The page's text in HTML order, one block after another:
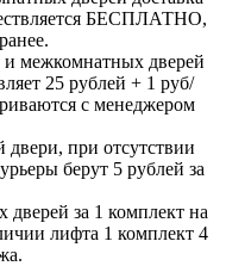
БЕСПЛАТНО,
и межкомнатных дверей
25 рублей + 1 руб/
с менеджером
двери, при отсутствии
берут 5 рублей за
за 1 комплект на
лифта 1 комплект 4